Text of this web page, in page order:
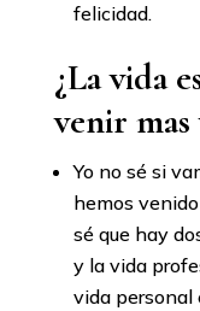
felicidad.
¿La vida
venir mas
Yo no sé si
hemos
sé que hay
y la vida
vida